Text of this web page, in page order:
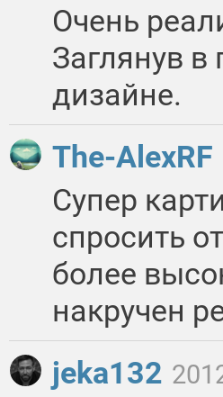
Очень
Заглянув в
дизайне.
The-AlexRF
Супер
спросить
более
накручен
jeka132